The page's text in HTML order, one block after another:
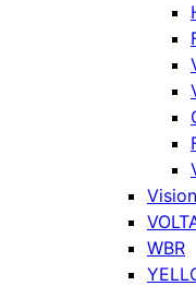
Vision
WBR